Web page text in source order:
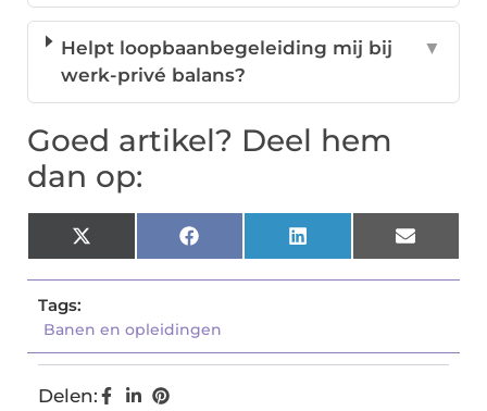
Helpt loopbaanbegeleiding mij bij
werk-privé balans?
▼
Goed artikel? Deel hem
dan op:
X
(Twitter)
Facebook LinkedIn Email
Tags:
Banen en opleidingen
Delen: